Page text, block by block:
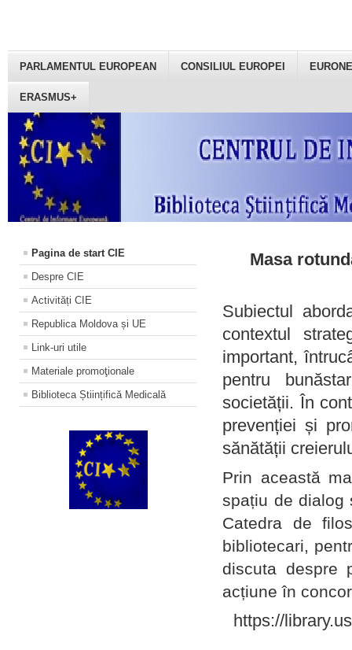
PARLAMENTUL EUROPEAN CONSILIUL EUROPEI
ERASMUS+
Pagina de start CIE
Despre CIE
Activități CIE
Republica Moldova și UE
Link-uri utile
Materiale promoţionale
Biblioteca Științifică Medicală
Masa
Subiectul
contextul
important,
pentru
societății. În
prevenției și
sănătății
Prin această
spațiu de dialog
Catedra de
bibliotecari,
discuta despre
acțiune în
https://